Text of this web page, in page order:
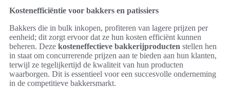
Kostenefficiëntie voor bakkers en patissiers
Bakkers die in bulk inkopen, profiteren van lagere prijzen per
eenheid; dit zorgt ervoor dat ze hun kosten efficiënt kunnen
beheren. Deze kosteneffectieve bakkerijproducten stellen hen
in staat om concurrerende prijzen aan te bieden aan hun klanten,
terwijl ze tegelijkertijd de kwaliteit van hun producten
waarborgen. Dit is essentieel voor een succesvolle onderneming
in de competitieve bakkersmarkt.